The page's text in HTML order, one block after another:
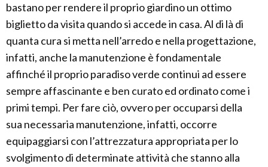
bastano per rendere il proprio giardino un ottimo
biglietto da visita quando si accede in casa. Al di là di
quanta cura si metta nell’arredo e nella progettazione,
infatti, anche la manutenzione è fondamentale
affinché il proprio paradiso verde continui ad essere
sempre affascinante e ben curato ed ordinato come i
primi tempi. Per fare ciò, ovvero per occuparsi della
sua necessaria manutenzione, infatti, occorre
equipaggiarsi con l’attrezzatura appropriata per lo
svolgimento di determinate attività che stanno alla